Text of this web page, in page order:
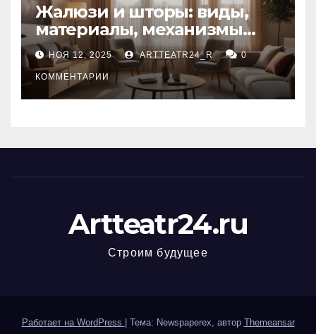
Жалюзи и шторы: виды,
материалы, механизмы
управления и уход
НОЯ 12, 2025 ARTTEATR24_R 0
КОММЕНТАРИИ
Artteatr24.ru
Строим будущее
Работает на WordPress Тема: Newspaperex, автор Themeansar